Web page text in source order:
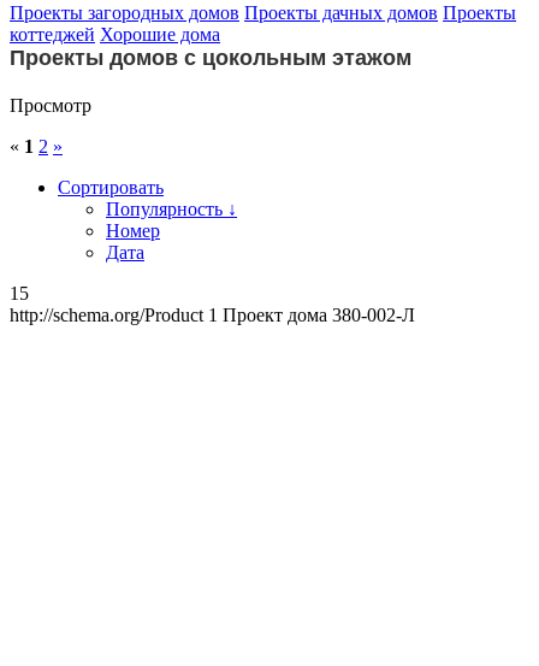
Проекты загородных домов Проекты дачных домов Проекты
коттеджей Хорошие дома
Проекты домов с цокольным этажом
Просмотр
« 1 2 »
Сортировать
Популярность ↓
Номер
Дата
15
http://schema.org/Product 1 Проект дома 380-002-Л